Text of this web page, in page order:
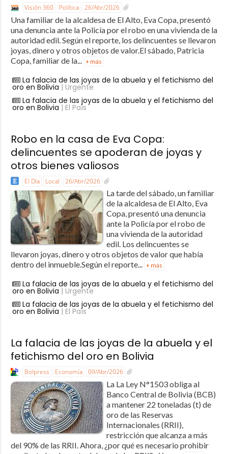
Visión 360 Política 26/Abr/2026
Una familiar de la alcaldesa de El Alto, Eva Copa, presentó
una denuncia ante la Policía por el robo en una vivienda de la
autoridad edil. Según el reporte, los delincuentes se llevaron
joyas, dinero y otros objetos de valor.El sábado, Patricia
Copa, familiar de la...
+ más
La falacia de las joyas de la abuela y el fetichismo del
oro en Bolivia | Urgente
La falacia de las joyas de la abuela y el fetichismo del
oro en Bolivia | El País
Robo en la casa de Eva Copa:
delincuentes se apoderan de joyas y
otros bienes valiosos
El Día Local 26/Abr/2026
La tarde del sábado, un familiar
de la alcaldesa de El Alto, Eva
Copa, presentó una denuncia
ante la Policía por el robo de
una vivienda de la autoridad
edil. Los delincuentes se
llevaron joyas, dinero y otros objetos de valor que había
dentro del inmueble.Según el reporte... + más
La falacia de las joyas de la abuela y el fetichismo del
oro en Bolivia | Urgente
La falacia de las joyas de la abuela y el fetichismo del
oro en Bolivia | El País
La falacia de las joyas de la abuela y el
fetichismo del oro en Bolivia
Bolpress Economía 09/Abr/2026
La La Ley N°1503 obliga al
Banco Central de Bolivia (BCB)
a mantener 22 toneladas (t) de
oro de las Reservas
Internacionales (RRII),
restricción que alcanza a más
del 90% de las RRII. Ahora, ¿por qué es necesario prohibir